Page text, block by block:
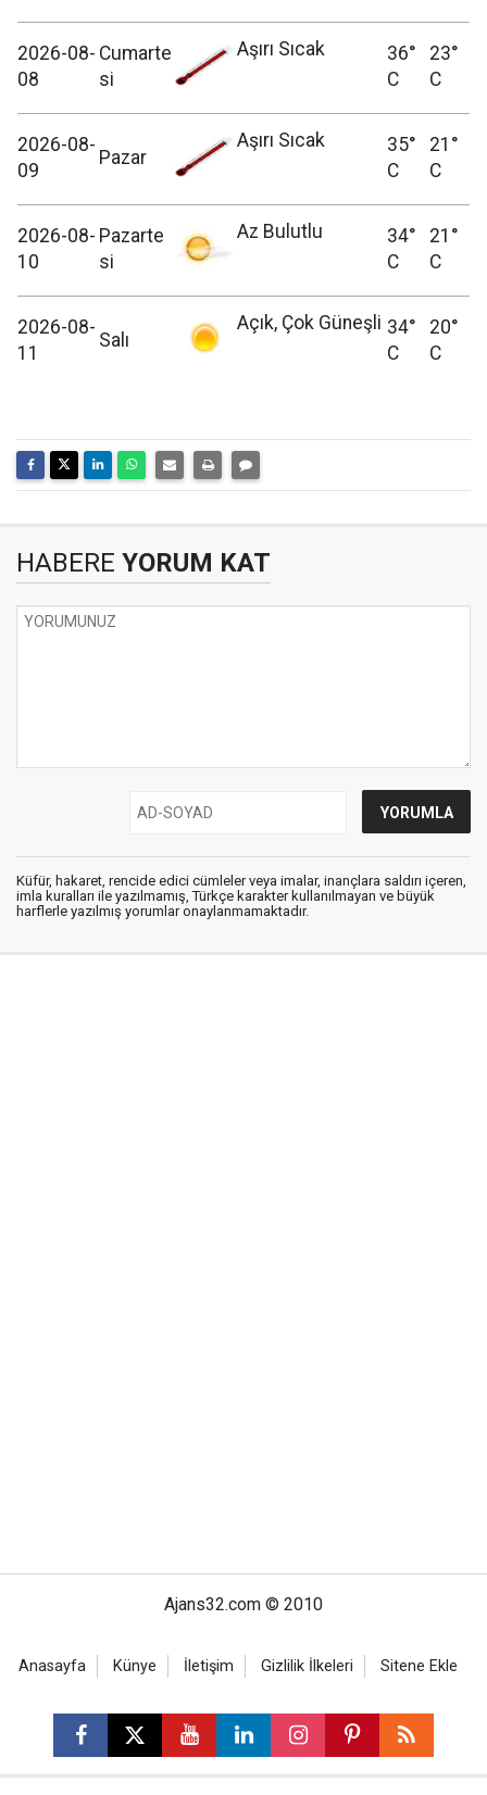
2026-08-
08
Cumarte
si
Aşırı Sıcak
36°
C
23°
C
2026-08-
09
Pazar
Aşırı Sıcak
35°
C
21°
C
2026-08-
10
Pazarte
si
Az Bulutlu
34°
C
21°
C
2026-08-
11
Salı
Açık, Çok Güneşli 34°
C
20°
C
HABERE YORUM KAT
Küfür, hakaret, rencide edici cümleler veya imalar, inançlara saldırı içeren,
imla kuralları ile yazılmamış, Türkçe karakter kullanılmayan ve büyük
harflerle yazılmış yorumlar onaylanmamaktadır.
Ajans32.com © 2010
Anasayfa Künye İletişim Gizlilik İlkeleri Sitene Ekle